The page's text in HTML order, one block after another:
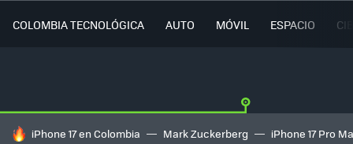
COLOMBIA TECNOLÓGICA AUTO MÓVIL ESPACIO
HOY SE HABLA DE
iPhone 17 en Colombia Mark Zuckerberg iPhone 17 Pro